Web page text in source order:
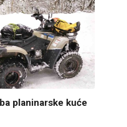
planinarske kuće